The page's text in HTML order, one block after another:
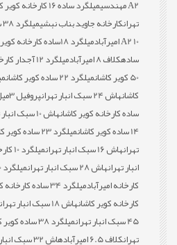
A2 مهندسی
میلگرد ساده 16 کارخانه کویر کاشان
تهرانکارخانه جاوید بناب نبشیمیلگرد 38 ساده کارخانه کویر کاشان
10 A2 امیرآباد
میلگرد 18ساده کارخانه کویر کاشان
سادهکلاف 8 امیرآباد میلگرد 12 آجدار کارخانه سیرجان
50 کویر کاشان
میلگرد 22 ساده کویر کاشان
کاشانهاش 24 سبک انبار تهران پروفیل 3میل کارخانه صدرا
ساده کارخانه کویر کاشانهاش 10 سبک انبار تهران
14 ساده کویر کاشان
میلگرد 23 ساده کویر کاشان
تهرانهاش 16 سبک انبار تهران میلگرد 10 کارخانه سیرجان
انبار تهرانهاش 28 سبک انبار تهران میلگرد 20 ساده کویر کاشان
کارخانه امیرآبادمیلگرد 34 ساده کارخانه کویر کاشان
کارخانه کویر کاشانهاش 18 سبک انبار تهران
45 سبک انبار تهران
میلگرد 38 ساده کویر کاشان
تهرانکلاف 6.5 امیرآباد هاش 32 سبک انبار تهران